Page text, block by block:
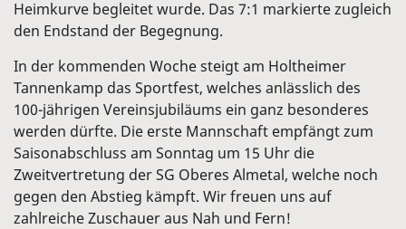
Heimkurve begleitet wurde. Das 7:1 markierte zugleich
den Endstand der Begegnung.
In der kommenden Woche steigt am Holtheimer
Tannenkamp das Sportfest, welches anlässlich des
100-jährigen Vereinsjubiläums ein ganz besonderes
werden dürfte. Die erste Mannschaft empfängt zum
Saisonabschluss am Sonntag um 15 Uhr die
Zweitvertretung der SG Oberes Almetal, welche noch
gegen den Abstieg kämpft. Wir freuen uns auf
zahlreiche Zuschauer aus Nah und Fern!